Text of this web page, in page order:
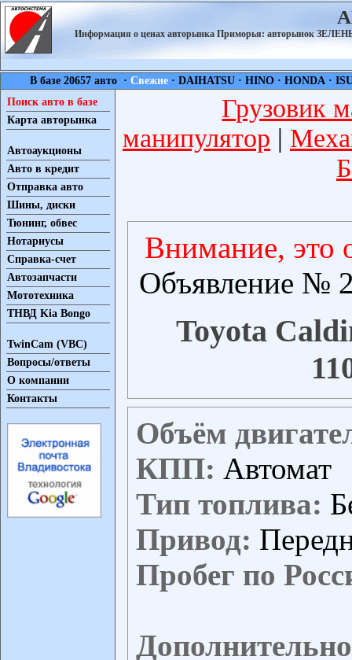
Информация о ценах авторынка Приморья: авторынок
В базе 20657 авто ·Свежие ·DAIHATSU ·HINO ·HONDA ·
Поиск авто в базе
Карта авторынка
Автоаукционы
Авто в кредит
Отправка авто
Шины, диски
Тюнинг, обвес
Нотариусы
Справка-счет
Автозапчасти
Мототехника
ТНВД Kia Bongo
TwinCam (VBC)
Вопросы/ответы
О компании
Контакты
Грузовик
манипулятор |
Внимание, это
Объявление №
Toyota
Объём
КПП: Автомат
Тип топлива:
Привод:
Пробег по